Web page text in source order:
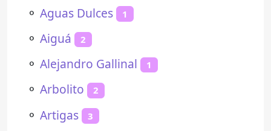
⚬ Aguas Dulces 1
⚬ Aiguá 2
⚬ Alejandro Gallinal 1
⚬ Arbolito 2
⚬ Artigas 3